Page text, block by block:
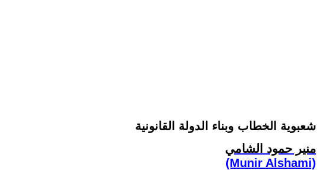
شعبوية الخطاب وبناء الدولة القانونية
منير حمود الشامي
(Munir Alshami)